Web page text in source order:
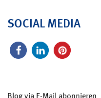
SOCIAL MEDIA